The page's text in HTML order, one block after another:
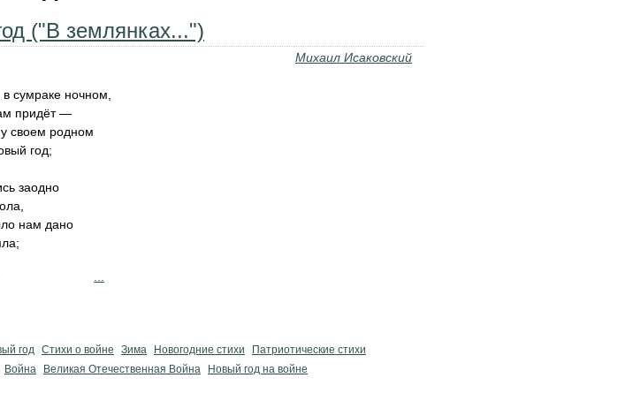
("В землянках...")
Михаил Исаковский
сумраке ночном,
придёт —
своем родном
год;
заодно
нам дано
год Стихи о войне Зима Новогодние стихи
Патриотические стихи
Война Великая Отечественная Война Новый год на войне